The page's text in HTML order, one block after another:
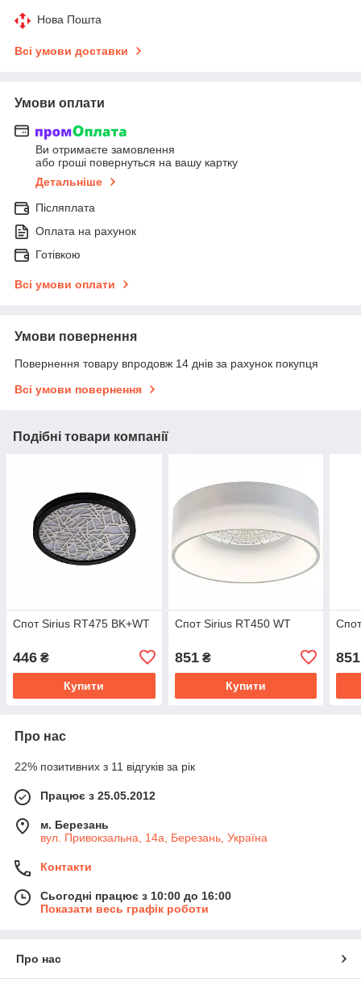
Нова Пошта
Всі умови доставки
Умови оплати
Ви отримаєте замовлення
або гроші повернуться на вашу картку
Детальніше
Післяплата
Оплата на рахунок
Готівкою
Всі умови оплати
Умови повернення
Повернення товару впродовж 14 днів за рахунок покупця
Всі умови повернення
Подібні товари компанії
Спот Sirius RT475 BK+WT
446 ₴
Купити
Спот Sirius RT450 WT
851₴
Купити
851
Про нас
22% позитивних з 11 відгуків за рік
Працює з 25.05.2012
м. Березань
вул. Привокзальна, 14а, Березань, Україна
Контакти
Сьогодні працює з 10:00 до 16:00
Показати весь графік роботи
Про нас